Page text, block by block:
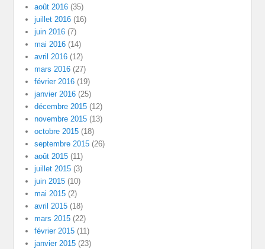
août 2016 (35)
juillet 2016 (16)
juin 2016 (7)
mai 2016 (14)
avril 2016 (12)
mars 2016 (27)
février 2016 (19)
janvier 2016 (25)
décembre 2015 (12)
novembre 2015 (13)
octobre 2015 (18)
septembre 2015 (26)
août 2015 (11)
juillet 2015 (3)
juin 2015 (10)
mai 2015 (2)
avril 2015 (18)
mars 2015 (22)
février 2015 (11)
janvier 2015 (23)